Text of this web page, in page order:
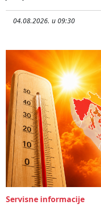
04.08.2026. u 09:30
Servisne informacije